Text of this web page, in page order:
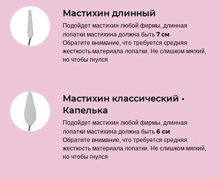
Мастихин длинный
Подойдет мастихин любой фирмы, длинная
лопатки мастихина должна быть 7 см
Обратите внимание, что требуется средняя
жесткость материала лопатки. Не слишком мягкий,
но чтобы гнулся
Мастихин классический •
Капелька
Подойдет мастихин любой фирмы, длинная
лопатки мастихина должна быть 6 см
Обратите внимание, что требуется средняя
жесткость материала лопатки. Не слишком мягкий,
но чтобы гнулся